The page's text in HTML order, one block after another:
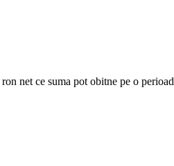
net ce suma pot obitne pe o